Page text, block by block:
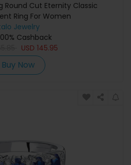
Round Cut Eternity Classic
Ring For Women
Jewelry
Cashback
USD 145.95
Buy Now